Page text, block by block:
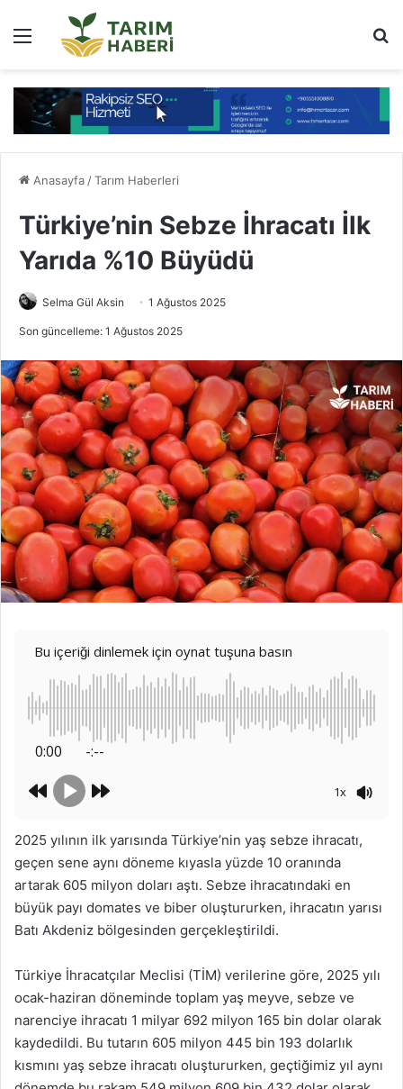
Menü
Anasayfa/Tarım Haberleri
Türkiye’nin Sebze İhracatı İlk
Yarıda %10 Büyüdü
Selma Gül Aksin 1 Ağustos 2025
Son güncelleme: 1 Ağustos 2025
Bu içeriği dinlemek için oynat tuşuna basın
0:00 -:--
1x
2025 yılının ilk yarısında Türkiye’nin yaş sebze ihracatı,
geçen sene aynı döneme kıyasla yüzde 10 oranında
artarak 605 milyon doları aştı. Sebze ihracatındaki en
büyük payı domates ve biber oluştururken, ihracatın yarısı
Batı Akdeniz bölgesinden gerçekleştirildi.
Türkiye İhracatçılar Meclisi (TİM) verilerine göre, 2025 yılı
ocak-haziran döneminde toplam yaş meyve, sebze ve
narenciye ihracatı 1 milyar 692 milyon 165 bin dolar olarak
kaydedildi. Bu tutarın 605 milyon 445 bin 193 dolarlık
kısmını yaş sebze ihracatı oluştururken, geçtiğimiz yıl aynı